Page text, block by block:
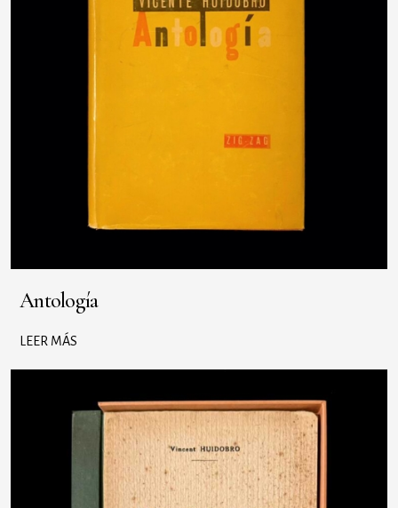
Antología
LEER MÁS